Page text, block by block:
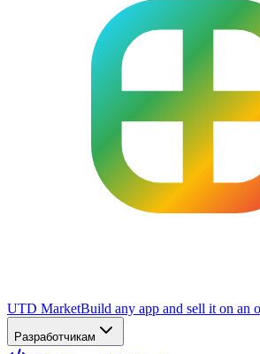
UTD MarketBuild any app and sell it on an
Разработчикам